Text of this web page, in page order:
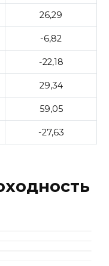
26,29
-6,82
-22,18
29,34
59,05
-27,63